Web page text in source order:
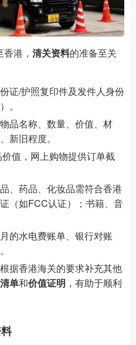
港， 清关资料的准备至关
证/护照复印件及发件人身份
。
品名称、数量、价值、材
新旧程度。
价值，网上购物提供订单截
品、药品、化妆品需符合香港
（如FCC认证）；书籍、音
的水电费账单、银行对账
据香港海关的要求补充其他
单和价值证明 ，有助于顺利